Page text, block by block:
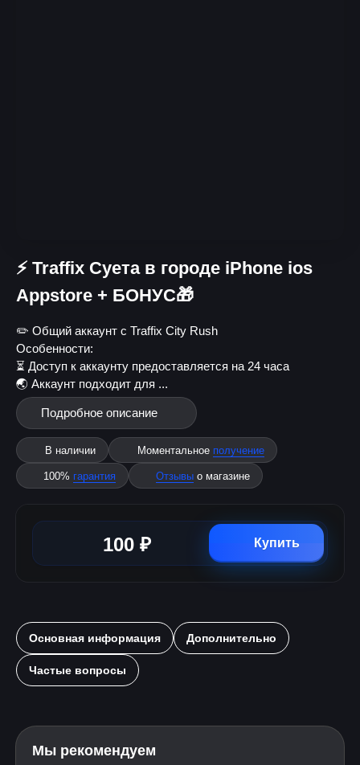
⚡️ Traffix Суета в городе iPhone ios
Appstore + БОНУС🎁
✏️ Общий аккаунт с Traffix City Rush
Особенности:
⏳ Доступ к аккаунту предоставляется на 24 часа
🌏 Аккаунт подходит для ...
Подробное описание
В наличии Моментальное получение
100% гарантия Отзывы о магазине
100 ₽ Купить
Основная информация Дополнительно
Частые вопросы
Мы рекомендуем